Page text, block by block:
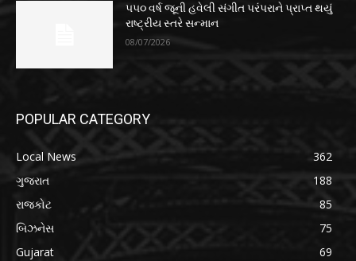
૫૫૦ વર્ષ જૂની હવેલી સંગીત પરંપરાને પ્રાપ્ત થયું
રાષ્ટ્રીય સ્તરે સન્માન
08/07/2026
POPULAR CATEGORY
Local News
362
ગુજરાત
188
રાજકોટ
85
બિઝનેસ
75
Gujarat
69